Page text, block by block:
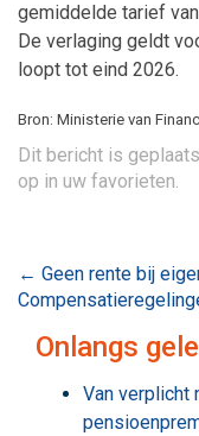
gemiddelde tarief
De verlaging geldt
loopt tot eind 2026.
Bron: Ministerie van
Dit bericht is
op in uw favorieten.
Bericht
navigatie
← Geen rente bij
Onlangs
Van verplicht